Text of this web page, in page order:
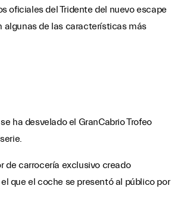
oficiales del Tridente del nuevo escape
algunas de las características más
ha desvelado el GranCabrio Trofeo
de carrocería exclusivo creado
que el coche se presentó al público por